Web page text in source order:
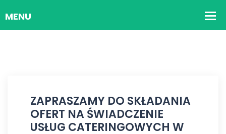
ZAPRASZAMY DO SKŁADANIA
OFERT NA ŚWIADCZENIE
USŁUG CATERINGOWYCH W